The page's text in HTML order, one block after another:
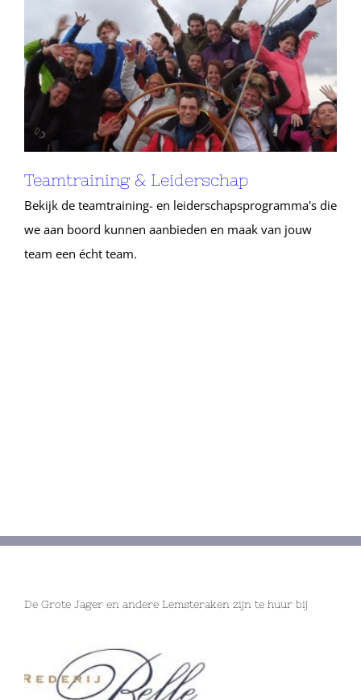
Teamtraining & Leiderschap
Bekijk de teamtraining- en leiderschapsprogramma's die
we aan boord kunnen aanbieden en maak van jouw
team een écht team.
De Grote Jager en andere Lemsteraken zijn te huur bij